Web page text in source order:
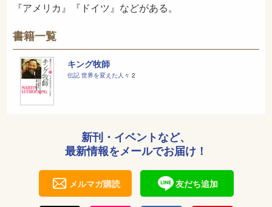
『アメリカ』『ドイツ』などがある。
書籍一覧
キング牧師
伝記 世界を変えた人々 2
新刊・イベントなど、
最新情報をメールでお届け！
メルマガ購読 友だち追加